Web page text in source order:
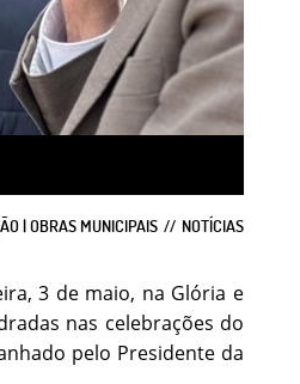
| OBRAS MUNICIPAIS NOTÍCIAS
3 de maio, na Glória e
nas celebrações do
pelo Presidente da